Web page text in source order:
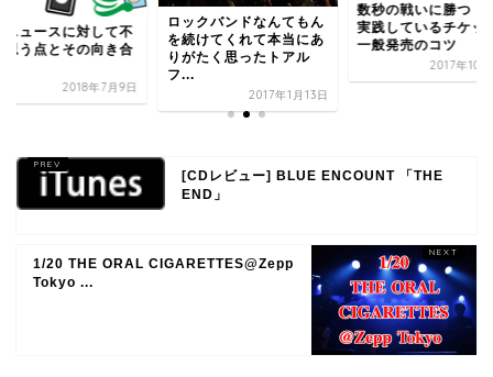
ニュースに対して不
思う点とその向き合
2018年7月9日
ロックバンドなんてもん
を続けてくれて本当にあ
りがたく思ったトアル
フ...
2017年1月13日
数秒の戦いに勝つ！
実践しているチケッ
一般発売のコツ
2017年10
[CDレビュー] BLUE ENCOUNT 「THE
END」
1/20 THE ORAL CIGARETTES@Zepp
Tokyo ...